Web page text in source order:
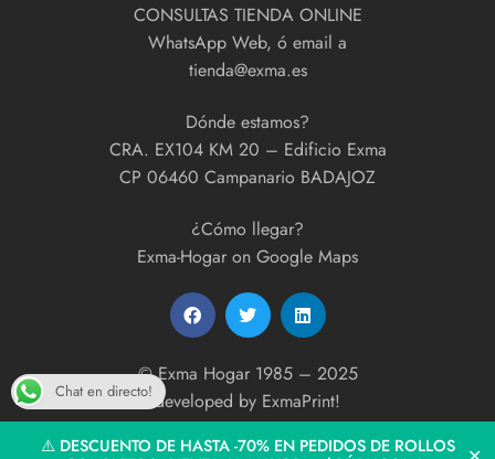
⚠️ DESCUENTO DE HASTA -70% EN PEDIDOS DE ROLLOS
CONSULTAS TIENDA ONLINE
WhatsApp Web, ó email a
tienda@exma.es
Dónde estamos?
CRA. EX104 KM 20 – Edificio Exma
CP 06460 Campanario BADAJOZ
¿Cómo llegar?
Exma-Hogar on Google Maps
© Exma Hogar 1985 – 2025
developed by ExmaPrint!
Chat en directo!